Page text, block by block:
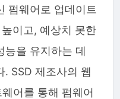
펌웨어로 업데이트
이고, 예상치 못한
능을 유지하는 데
. SSD 제조사의 웹
어를 통해 펌웨어